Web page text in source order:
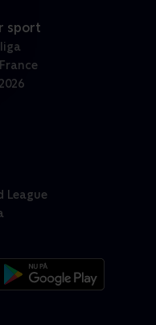
sport
League